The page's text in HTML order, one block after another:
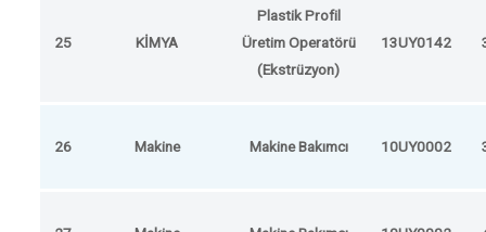
25 KİMYA
Plastik Profil
Üretim Operatörü
(Ekstrüzyon)
13UY0142
26 Makine Makine Bakımcı 10UY0002